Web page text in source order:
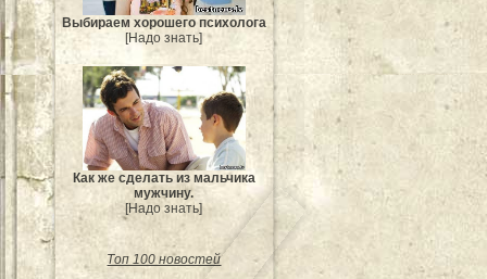
Выбираем хорошего психолога
[Надо знать]
Как же сделать из мальчика
мужчину.
[Надо знать]
Топ 100 новостей